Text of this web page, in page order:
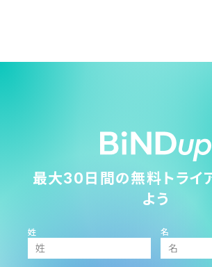
最大30日間の無料トライ
よう
姓 名